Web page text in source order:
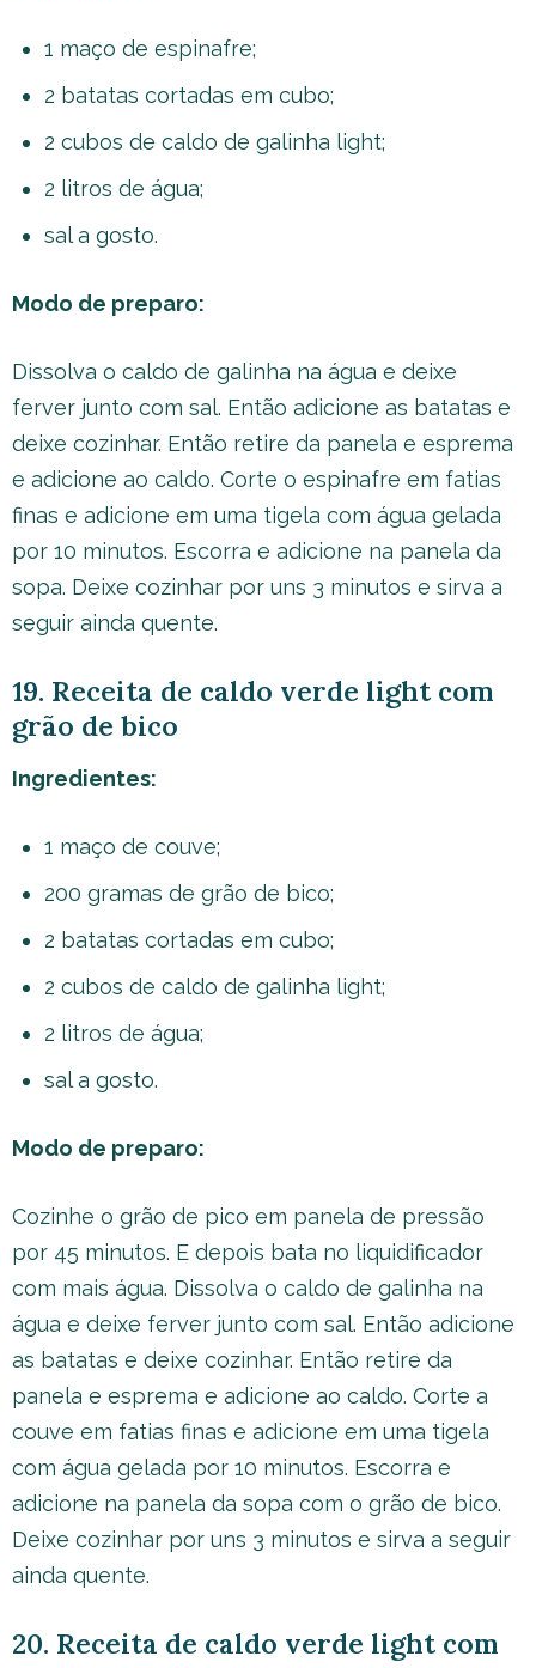
1 maço de espinafre;
2 batatas cortadas em cubo;
2 cubos de caldo de galinha light;
2 litros de água;
sal a gosto.
Modo de preparo:
Dissolva o caldo de galinha na água e deixe
ferver junto com sal. Então adicione as batatas e
deixe cozinhar. Então retire da panela e esprema
e adicione ao caldo. Corte o espinafre em fatias
finas e adicione em uma tigela com água gelada
por 10 minutos. Escorra e adicione na panela da
sopa. Deixe cozinhar por uns 3 minutos e sirva a
seguir ainda quente.
19. Receita de caldo verde light com
grão de bico
Ingredientes:
1 maço de couve;
200 gramas de grão de bico;
2 batatas cortadas em cubo;
2 cubos de caldo de galinha light;
2 litros de água;
sal a gosto.
Modo de preparo:
Cozinhe o grão de pico em panela de pressão
por 45 minutos. E depois bata no liquidificador
com mais água. Dissolva o caldo de galinha na
água e deixe ferver junto com sal. Então adicione
as batatas e deixe cozinhar. Então retire da
panela e esprema e adicione ao caldo. Corte a
couve em fatias finas e adicione em uma tigela
com água gelada por 10 minutos. Escorra e
adicione na panela da sopa com o grão de bico.
Deixe cozinhar por uns 3 minutos e sirva a seguir
ainda quente.
20. Receita de caldo verde light com